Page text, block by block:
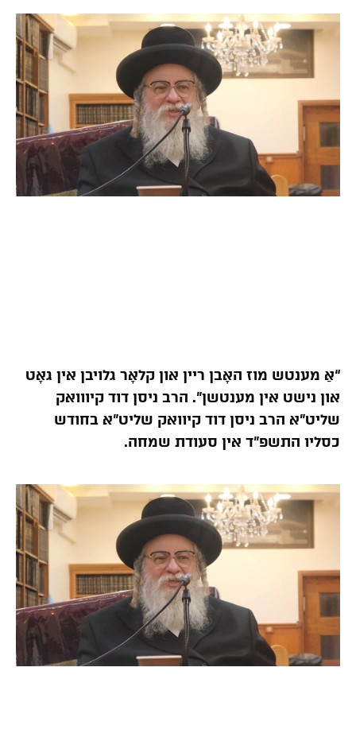
“אַ מענטש מוז האָבן ריין און קלאָר גלויבן אין גאָט
און נישט אין מענטשן”. הרב ניסן דוד קיווואק
שליט”א הרב ניסן דוד קיוואק שליט”א בחודש
כסליו התשפ”ד אין סעודת שמחה.